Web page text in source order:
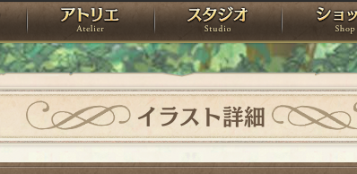
ローレット アトリエ スタジオ
イラスト詳細